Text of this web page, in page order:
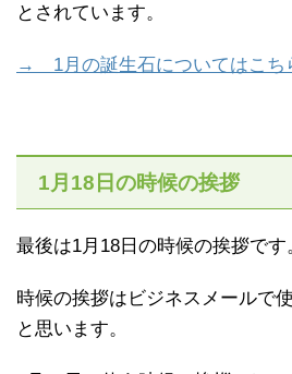
とされています。
→ 1月の誕生石についてはこち
1月18日の時候の挨拶
最後は1月18日の時候の挨拶です
時候の挨拶はビジネスメールで
と思います。